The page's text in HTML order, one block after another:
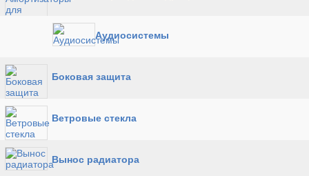
Аудиосистемы
Боковая защита
Ветровые стекла
Вынос радиатора